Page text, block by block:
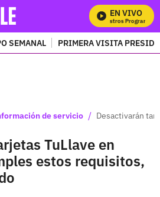
EN VIVO
Mira Todos Nuestros Programas
SEMANAL PRIMERA VISITA
de servicio / Desactivarán
TuLlave en
estos requisitos,